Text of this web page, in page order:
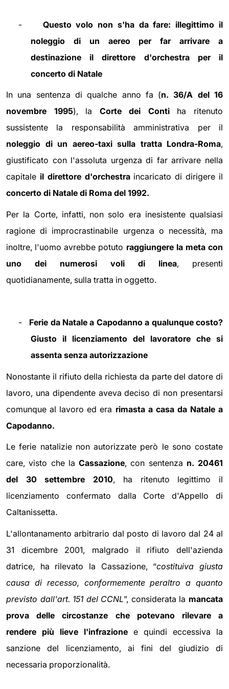
-
Questo volo non s'ha da fare: illegittimo il
noleggio di un aereo per far arrivare a
destinazione il direttore d'orchestra per il
concerto di Natale
In una sentenza di qualche anno fa (n. 36/A del 16
novembre 1995), la Corte dei Contiha ritenuto
sussistente la responsabilità amministrativa per il
noleggio di un aereo-taxi sulla tratta Londra-Roma,
giustificato con l'assoluta urgenza di far arrivare nella
capitale il direttore d'orchestra incaricato di dirigere il
concerto di Natale di Roma del 1992.
Per la Corte, infatti, non solo era inesistente qualsiasi
ragione di improcrastinabile urgenza o necessità, ma
inoltre, l'uomo avrebbe potuto raggiungere la meta con
uno dei numerosi voli di linea, presenti
quotidianamente, sulla tratta in oggetto.
-
Ferie da Natale a Capodanno a qualunque costo?
Giusto il licenziamento del lavoratore che si
assenta senza autorizzazione
Nonostante il rifiuto della richiesta da parte del datore di
lavoro, una dipendente aveva deciso di non presentarsi
comunque al lavoro ed era rimasta a casa da Natale a
Capodanno.
Le ferie natalizie non autorizzate però le sono costate
care, visto che la Cassazione, con sentenza n. 20461
del 30 settembre 2010, ha ritenuto legittimo il
licenziamento confermato dalla Corte d'Appello di
Caltanissetta.
L'allontanamento arbitrario dal posto di lavoro dal 24 al
31 dicembre 2001, malgrado il rifiuto dell'azienda
datrice, ha rilevato la Cassazione, “costituiva giusta
causa di recesso, conformemente peraltro a quanto
previsto dall'art. 151 del CCNL”, considerata la mancata
prova delle circostanze che potevano rilevare a
rendere più lieve l'infrazione e quindi eccessiva la
sanzione del licenziamento, ai fini del giudizio di
necessaria proporzionalità.